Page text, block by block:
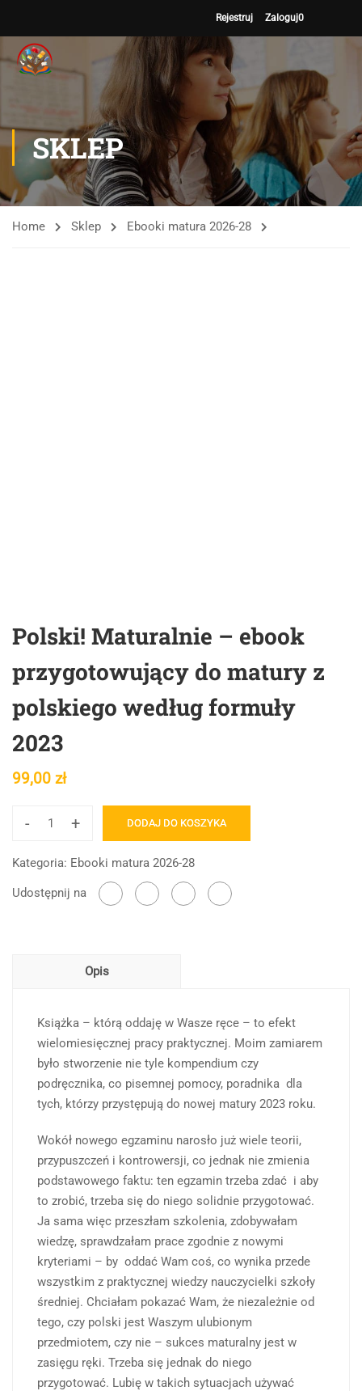
Rejestruj Zaloguj0
SKLEP
Home Sklep Ebooki matura 2026-28
Polski! Maturalnie – ebook
przygotowujący do matury z
polskiego według formuły
2023
99,00 zł
-
ilość
-
matury
według
+ DODAJ DO KOSZYKA
Kategoria: Ebooki matura 2026-28
Udostępnij na
Opis
Książka – którą oddaję w Wasze ręce – to efekt
wielomiesięcznej pracy praktycznej. Moim zamiarem
było stworzenie nie tyle kompendium czy
podręcznika, co pisemnej pomocy, poradnika dla
tych, którzy przystępują do nowej matury 2023 roku.
Wokół nowego egzaminu narosło już wiele teorii,
przypuszczeń i kontrowersji, co jednak nie zmienia
podstawowego faktu: ten egzamin trzeba zdać i aby
to zrobić, trzeba się do niego solidnie przygotować.
Ja sama więc przeszłam szkolenia, zdobywałam
wiedzę, sprawdzałam prace zgodnie z nowymi
kryteriami – by oddać Wam coś, co wynika przede
wszystkim z praktycznej wiedzy nauczycielki szkoły
średniej. Chciałam pokazać Wam, że niezależnie od
tego, czy polski jest Waszym ulubionym
przedmiotem, czy nie – sukces maturalny jest w
zasięgu ręki. Trzeba się jednak do niego
przygotować. Lubię w takich sytuacjach używać